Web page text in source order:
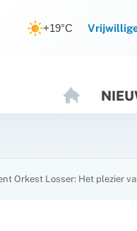
+19°C
O
M
Orkest Losser: Het plezier